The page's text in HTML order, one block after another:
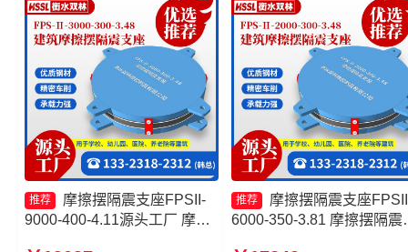
头工厂
推荐
摩擦摆隔震支座FPSII-
9000-400-4.11源头工厂 摩擦
推荐
摩擦摆隔震支座
6000-350-3.81 摩擦摆隔震